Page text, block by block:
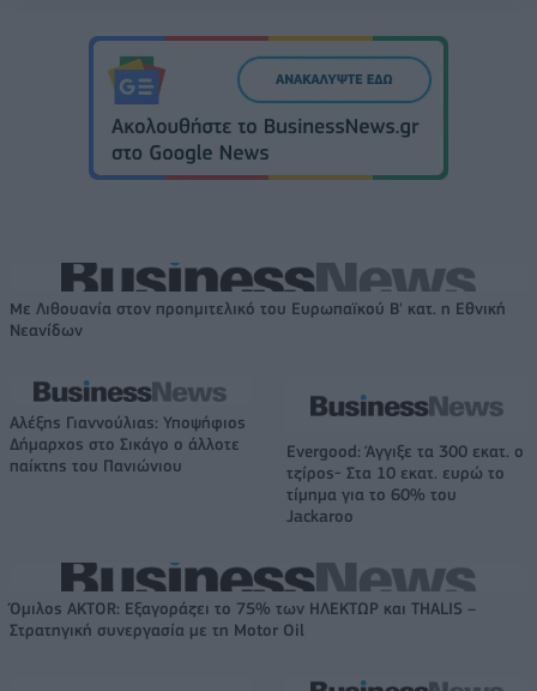
Με Λιθουανία στον προημιτελικό του Ευρωπαϊκού Β' κατ. η Εθνική
Νεανίδων
Αλέξης Γιαννούλιας: Υποψήφιος
Δήμαρχος στο Σικάγο ο άλλοτε
παίκτης του Πανιώνιου
Evergood: Άγγιξε τα 300 εκατ. ο
τζίρος- Στα 10 εκατ. ευρώ το
τίμημα για το 60% του
Jackaroo
Όμιλος AKTOR: Εξαγοράζει το 75% των ΗΛΕΚΤΩΡ και THALIS –
Στρατηγική συνεργασία με τη Motor Oil